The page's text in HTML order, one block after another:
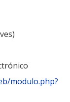
modulo.php?